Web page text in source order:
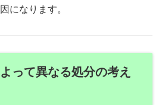
になります。
って異なる処分の考え